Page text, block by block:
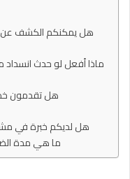
هل يمكنكم الكشف عن
ماذا أفعل لو حدث
هل تقدمون
هل لديكم خبرة في
ما هي مدة